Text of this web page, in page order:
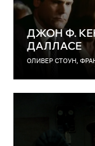
ДЖОН Ф.
ДАЛЛАСЕ
ОЛИВЕР СТОУН,